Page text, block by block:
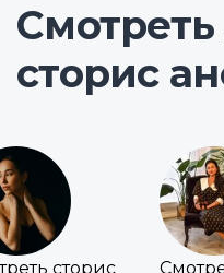
сторис
сторис